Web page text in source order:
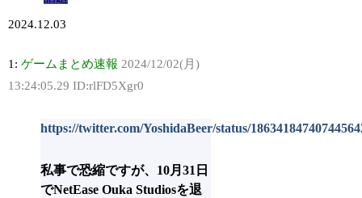
2024.12.03
1:ゲームまとめ速報 2024/12/02(月)
13:24:05.29 ID:rlFD5Xgr0
https://twitter.com/YoshidaBeer/status/
私事で恐縮ですが、10月31日
でNetEase Ouka Studiosを退